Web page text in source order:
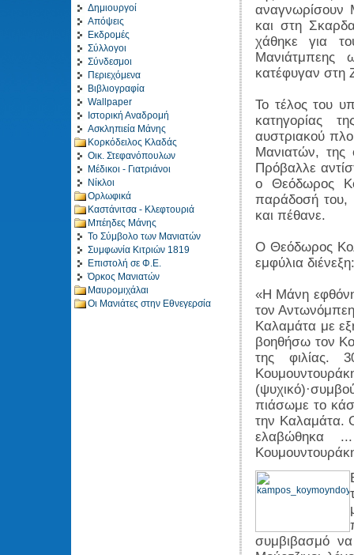
Δημιουργοί
Απόψεις
Εκδρομές
Σύλλογοι
Σύνδεσμοι
Περιεχόμενα
Βιβλιογραφία
Wallpaper
Ιστορική Αναδρομή
Ασκληπιεία Μάνης
Κορκόδειλος Κλαδάς
Οικ. Στεφανόπουλων
Μέδικοι - Γιατριάνοι
Νίκλοι
Ορλωφικά
Καστάνιτσα - Κλεφτουριά
Μπέηδες Μάνης
Το Σύμβολο των Μανιατών
Συμφωνία Κιτριών 1819
Επιστολή σε Φ.Ε.
Όρκος Μανιατών
Μαυρομιχάλαι
Οι Μανιάτες στην Εθνεγερσία
αναγνωρίσουν
και στη
χάθηκε για
Μανιάτμπεης
κατέφυγαν στη
Το τέλος του
κατηγορίας
αυστριακού
Μανιατών,
Πρόβαλλε
ο Θεόδωρος
παράδοσή του,
και πέθανε.
Ο Θεόδωρος
εμφύλια διένεξη:
«H Μάνη
τον
Καλαμάτα με
βοηθήσω τον
της φιλίας.
πιάσωμε το
την Καλαμάτα.
ελαβώθηκα
συμβιβασμό